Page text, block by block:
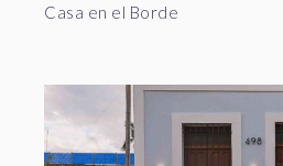
Casa en el Borde